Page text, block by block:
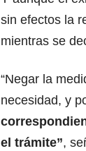
sin efectos la
mientras se
“Negar la
necesidad, y
el trámite”,